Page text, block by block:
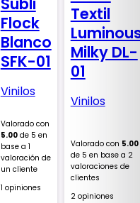
Flock
Blanco
SFK-01
Vinilos
Valorado con
5.00de 5 en
base a 1
valoración de
un cliente
1 opiniones
Textil
Milky DL-
01
Vinilos
Valorado con 5.00
de 5 en base a 2
valoraciones de
clientes
2 opiniones